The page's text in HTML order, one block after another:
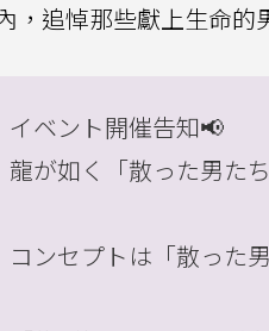
，追悼那些獻上生命的
イベント開催告知📢
龍が如く「散った男た
コンセプトは「散った